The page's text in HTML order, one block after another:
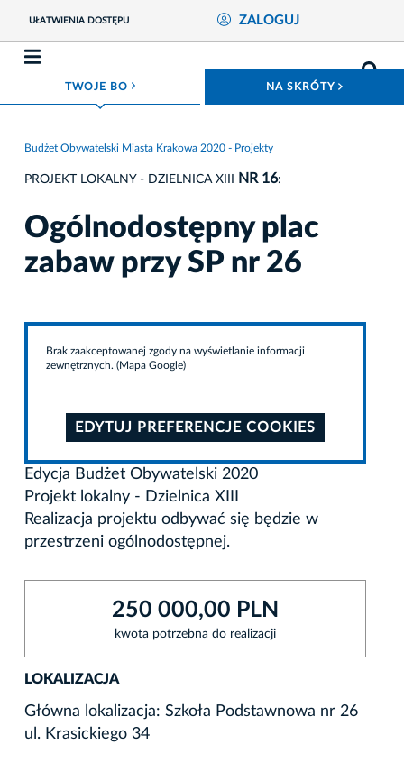
UŁATWIENIA DOSTĘPU ZALOGUJ
TWOJE BO ROZWIŃ MENU NA SKRÓTY
Budżet Obywatelski Miasta Krakowa 2020 - Projekty
PROJEKT LOKALNY - DZIELNICA XIII NR 16:
Ogólnodostępny plac
zabaw przy SP nr 26
Brak zaakceptowanej zgody na wyświetlanie informacji
zewnętrznych. (Mapa Google)
EDYTUJ PREFERENCJE COOKIES
Edycja Budżet Obywatelski 2020
Projekt lokalny - Dzielnica XIII
Realizacja projektu odbywać się będzie w
przestrzeni ogólnodostępnej.
250 000,00 PLN
kwota potrzebna do realizacji
LOKALIZACJA
Główna lokalizacja: Szkoła Podstawnowa nr 26
ul. Krasickiego 34